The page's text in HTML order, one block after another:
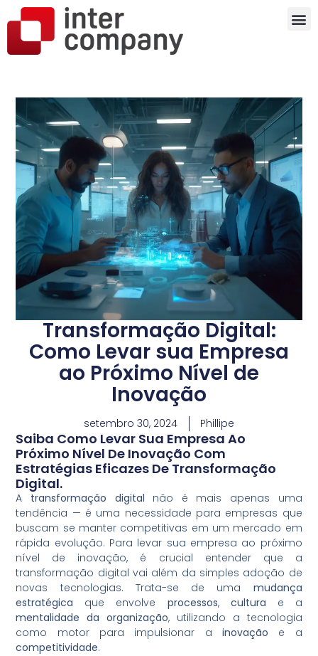
Transformação Digital:
Como Levar sua Empresa
ao Próximo Nível de
Inovação
setembro 30, 2024 Phillipe
Saiba Como Levar Sua Empresa Ao
Próximo Nível De Inovação Com
Estratégias Eficazes De Transformação
Digital.
A transformação digital não é mais apenas uma
tendência — é uma necessidade para empresas que
buscam se manter competitivas em um mercado em
rápida evolução. Para levar sua empresa ao próximo
nível de inovação, é crucial entender que a
transformação digital vai além da simples adoção de
novas tecnologias. Trata-se de uma mudança
estratégica que envolve processos, cultura e a
mentalidade da organização, utilizando a tecnologia
como motor para impulsionar a inovação e a
competitividade.